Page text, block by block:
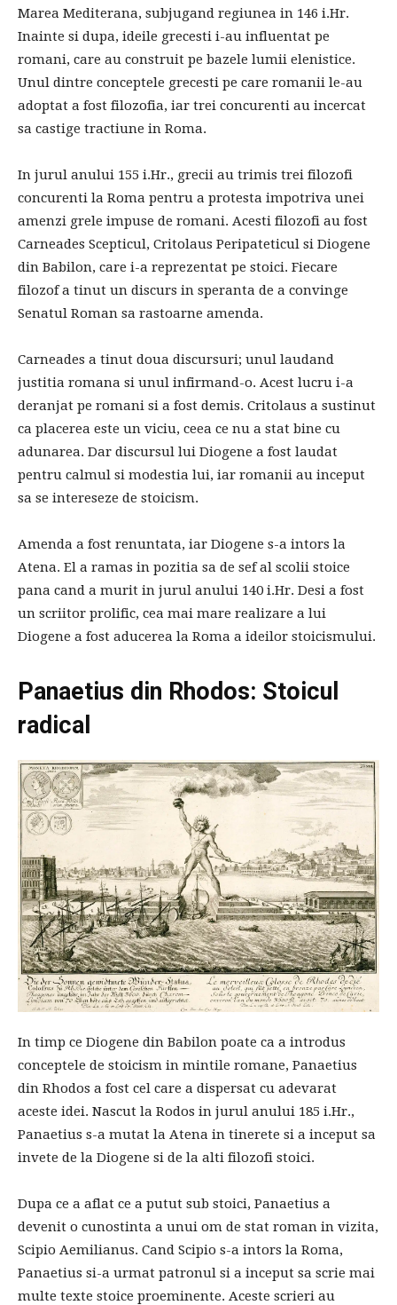
Marea Mediterana, subjugand regiunea in 146 i.Hr.
Inainte si dupa, ideile grecesti i-au influentat pe
romani, care au construit pe bazele lumii elenistice.
Unul dintre conceptele grecesti pe care romanii le-au
adoptat a fost filozofia, iar trei concurenti au incercat
sa castige tractiune in Roma.
In jurul anului 155 i.Hr., grecii au trimis trei filozofi
concurenti la Roma pentru a protesta impotriva unei
amenzi grele impuse de romani. Acesti filozofi au fost
Carneades Scepticul, Critolaus Peripateticul si Diogene
din Babilon, care i-a reprezentat pe stoici. Fiecare
filozof a tinut un discurs in speranta de a convinge
Senatul Roman sa rastoarne amenda.
Carneades a tinut doua discursuri; unul laudand
justitia romana si unul infirmand-o. Acest lucru i-a
deranjat pe romani si a fost demis. Critolaus a sustinut
ca placerea este un viciu, ceea ce nu a stat bine cu
adunarea. Dar discursul lui Diogene a fost laudat
pentru calmul si modestia lui, iar romanii au inceput
sa se intereseze de stoicism.
Amenda a fost renuntata, iar Diogene s-a intors la
Atena. El a ramas in pozitia sa de sef al scolii stoice
pana cand a murit in jurul anului 140 i.Hr. Desi a fost
un scriitor prolific, cea mai mare realizare a lui
Diogene a fost aducerea la Roma a ideilor stoicismului.
Panaetius din Rhodos: Stoicul
radical
In timp ce Diogene din Babilon poate ca a introdus
conceptele de stoicism in mintile romane, Panaetius
din Rhodos a fost cel care a dispersat cu adevarat
aceste idei. Nascut la Rodos in jurul anului 185 i.Hr.,
Panaetius s-a mutat la Atena in tinerete si a inceput sa
invete de la Diogene si de la alti filozofi stoici.
Dupa ce a aflat ce a putut sub stoici, Panaetius a
devenit o cunostinta a unui om de stat roman in vizita,
Scipio Aemilianus. Cand Scipio s-a intors la Roma,
Panaetius si-a urmat patronul si a inceput sa scrie mai
multe texte stoice proeminente. Aceste scrieri au